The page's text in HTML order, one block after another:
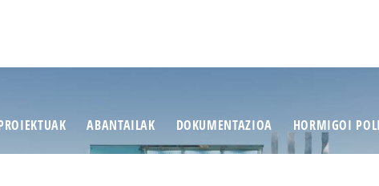
ABANTAILAK DOKUMENTAZIOA HORMIGOI